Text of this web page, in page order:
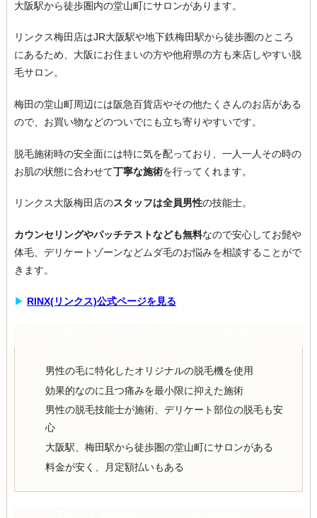
大阪駅から徒歩圏内の堂山町にサロンがあります。
リンクス梅田店はJR大阪駅や地下鉄梅田駅から徒歩圏のところ
にあるため、大阪にお住まいの方や他府県の方も来店しやすい脱
毛サロン。
梅田の堂山町周辺には阪急百貨店やその他たくさんのお店がある
ので、お買い物などのついでにも立ち寄りやすいです。
脱毛施術時の安全面には特に気を配っており、一人一人その時の
お肌の状態に合わせて丁寧な施術を行ってくれます。
リンクス大阪梅田店のスタッフは全員男性の技能士。
カウンセリングやパッチテストなども無料なので安心してお髭や
体毛、デリケートゾーンなどムダ毛のお悩みを相談することがで
きます。
▶︎ RINX(リンクス)公式ページを見る
男性の毛に特化したオリジナルの脱毛機を使用
効果的なのに且つ痛みを最小限に抑えた施術
男性の脱毛技能士が施術、デリケート部位の脱毛も安
心
大阪駅、梅田駅から徒歩圏の堂山町にサロンがある
料金が安く、月定額払いもある